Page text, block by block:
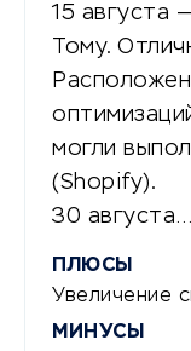
15 августа
Тому.
могли
(Shopify).
30 августа…
ПЛЮСЫ
Увеличение
МИНУСЫ